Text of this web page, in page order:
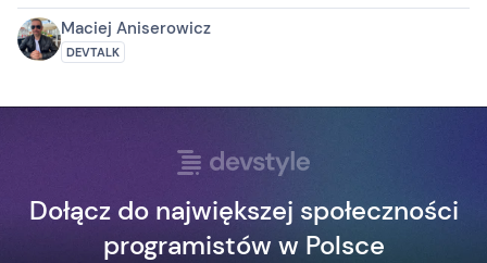
Maciej Aniserowicz
DEVTALK
Dołącz do największej społeczności
programistów w Polsce